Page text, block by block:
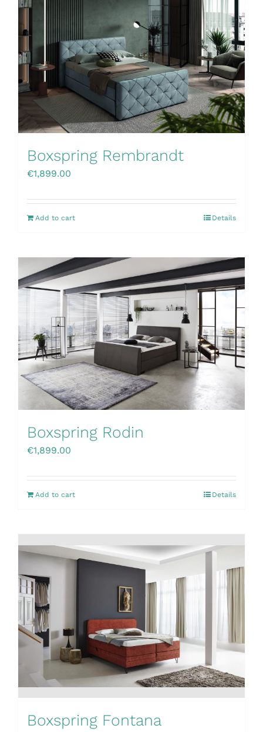
Boxspring Rembrandt
€1,899.00
Add to cart Details
Boxspring Rodin
€1,899.00
Add to cart Details
Boxspring Fontana